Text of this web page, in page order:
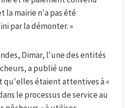
mairie n'a pas été
par la démonter. »
Dimar, l'une des entités
a publié une
étaient attentives à «
le processus de service au